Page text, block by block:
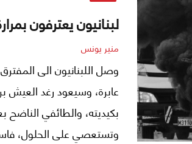
لبنانيون يعترفون
منير يونس
وصل اللبنانيون الى
عابرة، وسيعود رغد العيش
بكيديته، والطائفي الناضح
وتستعصي على الحلول،